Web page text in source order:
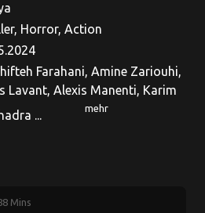
Horror, Action
Farahani, Amine Zariouhi,
Lavant, Alexis Manenti, Karim
...
mehr
Mins